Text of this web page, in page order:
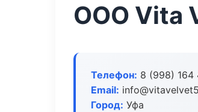
ООО Vita
Телефон: 8 (998) 164
Email:
Город: Уфа